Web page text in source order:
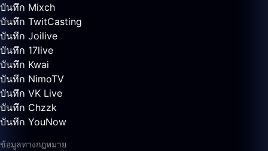
บันทึก Mixch
บันทึก TwitCasting
บันทึก Joilive
บันทึก 17live
บันทึก Kwai
บันทึก NimoTV
บันทึก VK Live
บันทึก Chzzk
บันทึก YouNow
ข้อมูลทางกฎหมาย